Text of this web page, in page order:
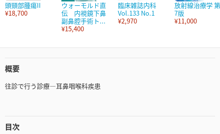
頭頸部腫瘍II
¥18,700
ウォーモルド直
伝 内視鏡下鼻
副鼻腔手術ト...
¥15,400
臨床雑誌内科
Vol.133 No.1
¥2,970
放射線治療学 第
7版
¥11,000
概要
往診で行う診療―耳鼻咽喉科疾患
目次